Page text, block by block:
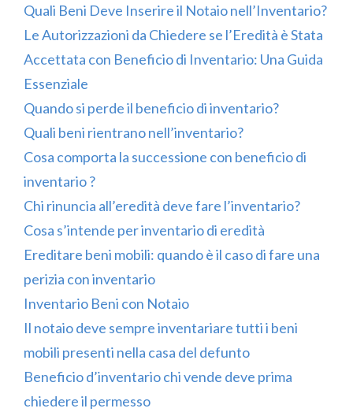
Quali Beni Deve Inserire il Notaio nell’Inventario?
Le Autorizzazioni da Chiedere se l’Eredità è Stata
Accettata con Beneficio di Inventario: Una Guida
Essenziale
Quando si perde il beneficio di inventario?
Quali beni rientrano nell’inventario?
Cosa comporta la successione con beneficio di
inventario ?
Chi rinuncia all’eredità deve fare l’inventario?
Cosa s’intende per inventario di eredità
Ereditare beni mobili: quando è il caso di fare una
perizia con inventario
Inventario Beni con Notaio
Il notaio deve sempre inventariare tutti i beni
mobili presenti nella casa del defunto
Beneficio d’inventario chi vende deve prima
chiedere il permesso